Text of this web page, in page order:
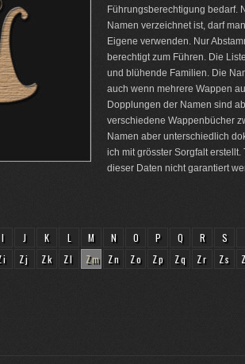
Führungsberechtigung bedarf.
Namen verzeichnet ist, darf
Eigene verwenden. Nur
berechtigt zum Führen. Die
und blühende Familien. Die
auch wenn mehrere Wappen
Dopplungen der Namen sind
verschiedene Wappenbücher
Namen aber unterschiedlich
ich mit grösster Sorgfalt
dieser Daten nicht garantiert
I J K L M N O P Q R S
Zj Zk Zl Zm Zn Zo Zp Zq Zr Zs